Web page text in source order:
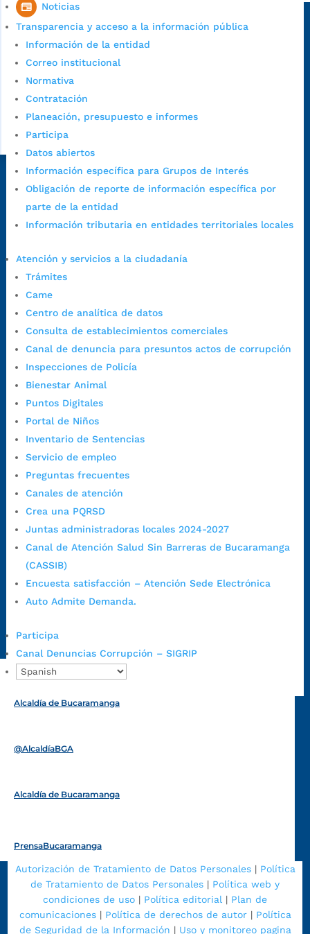
Noticias
Transparencia y acceso a la información pública
Información de la entidad
Correo institucional
Normativa
Contratación
Planeación, presupuesto e informes
Participa
Datos abiertos
Información específica para Grupos de Interés
Obligación de reporte de información específica por
parte de la entidad
Información tributaria en entidades territoriales locales
Atención y servicios a la ciudadanía
Trámites
Came
Centro de analítica de datos
Consulta de establecimientos comerciales
Canal de denuncia para presuntos actos de corrupción
Inspecciones de Policía
Bienestar Animal
Puntos Digitales
Portal de Niños
Inventario de Sentencias
Servicio de empleo
Preguntas frecuentes
Canales de atención
Crea una PQRSD
Juntas administradoras locales 2024-2027
Canal de Atención Salud Sin Barreras de Bucaramanga
(CASSIB)
Encuesta satisfacción – Atención Sede Electrónica
Auto Admite Demanda.
Participa
Canal Denuncias Corrupción – SIGRIP
Sede principal
Código Postal:
680006. Código Dane: 68001.
Horario de Atención:
1:00 p.m. a 5:30 p.m. / viernes jornada continua en el horario de
7:00 a.m. a 5:00 p.m., con 30 minutos de descanso al medio día.
Horario de Atención CAME (Central):
Lunes a jueves: 7:00 a.m. a 12:00 m y de 1:00 p.m. a 5:30 p.m.
Viernes: 7:00 a.m. a 5:00 p.m. en Jornada Continua con
30 minutos de descanso al medio día.
Horario de Atención CAME (Norte):
Dirección:
Carrera 12 #16N-84 del barrio Kennedy.
Horario habitual de lunes a viernes en
a.m. a 3:00 p.m.
Teléfono Conmutador:
Líneagratuita:
+57 (607) 652 55 55
Correo Institucional:
Correo de notificaciones
judiciales:
notificaciones@bucaramanga.gov.co
Canal de denuncia para presuntos actos de corrupción:
https://canaldenuncia.bucaramanga.gov.co/
Emergencia:https://emergencia.bucaramanga.gov.co/
https://www.bucaramanga.gov.co/gobierno-ciudadanos-
1/secretarias/oficina-de-control-interno-disciplinario/
Alcaldía de Bucaramanga
@AlcaldíaBGA
Alcaldía de Bucaramanga
PrensaBucaramanga
Autorización de Tratamiento de Datos Personales| Política
de Tratamiento de Datos Personales | Política web y
condiciones de uso | Política editorial | Plan de
comunicaciones| Política de derechos de autor| Política
de Seguridad de la Información | Uso y monitoreo pagina